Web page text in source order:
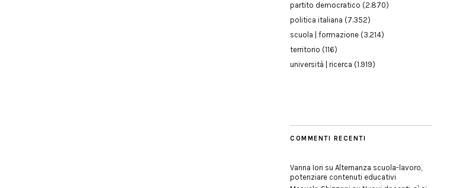
partito democratico (2.870)
politica italiana (7.352)
scuola | formazione (3.214)
territorio (116)
università | ricerca (1.919)
COMMENTI RECENTI
Vanna Iori su Alternanza scuola-lavoro,
potenziare contenuti educativi